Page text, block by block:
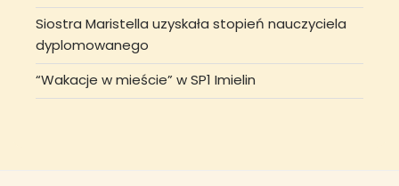
Siostra Maristella uzyskała stopień nauczyciela
dyplomowanego
“Wakacje w mieście” w SP1 Imielin